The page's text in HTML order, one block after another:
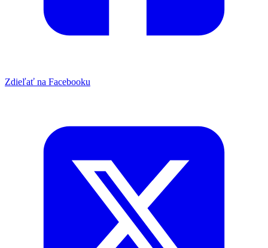
Zdieľať na Facebooku